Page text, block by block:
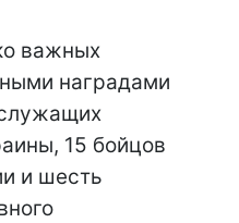
важных
наградами
15 бойцов
и шесть